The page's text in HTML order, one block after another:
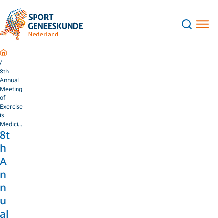
Home
8th
Annual
Meeting
of
Exercise
is
Medici...
8t
h
A
n
n
u
al